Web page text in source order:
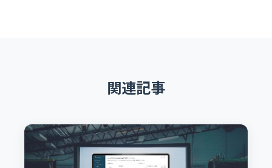
関連記事